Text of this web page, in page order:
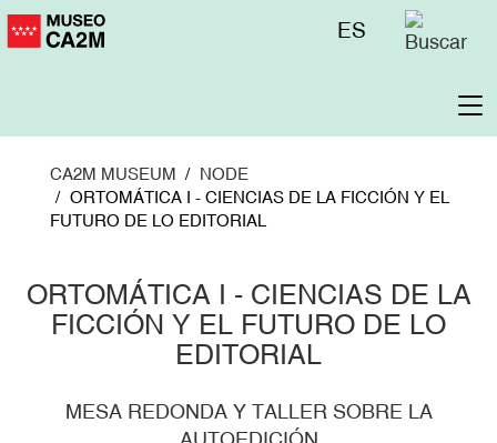
Skip
to
Menú
ES
CA2M MUSEUM
NODE
ORTOMÁTICA I - CIENCIAS DE LA FICCIÓN Y EL
FUTURO DE LO EDITORIAL
ORTOMÁTICA I - CIENCIAS DE LA
FICCIÓN Y EL FUTURO DE LO
EDITORIAL
MESA REDONDA Y TALLER SOBRE LA